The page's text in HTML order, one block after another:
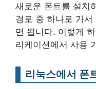
새로운 폰트를 설치
경로 중 하나로 가
면 됩니다. 이렇게
리케이션에서 사용
리눅스에서 폰